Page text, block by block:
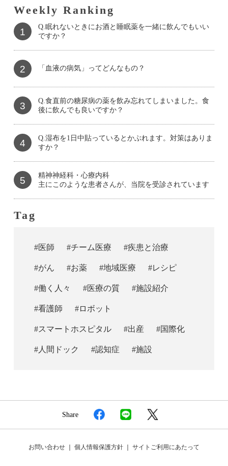
Weekly Ranking
1
Q.眠れないときにお酒と睡眠薬を一緒に飲んでもいい
ですか？
2 「血液の病気」ってどんなもの？
3
Q.食直前の糖尿病の薬を飲み忘れてしまいました。食
後に飲んでも良いですか？
4
Q.湿布を1日中貼っているとかぶれます。対策はありま
すか？
5
精神神経科・心療内科
主にこのような患者さんが、当院を受診されています
Tag
#医師 #チーム医療 #疾患と治療
#がん #お薬 #地域医療 #レシピ
#働く人々 #医療の質 #施設紹介
#看護師 #ロボット
#スマートホスピタル #出産 #国際化
#人間ドック #認知症 #施設
Share
お問い合わせ ｜ 個人情報保護方針 ｜ サイトご利用にあたって